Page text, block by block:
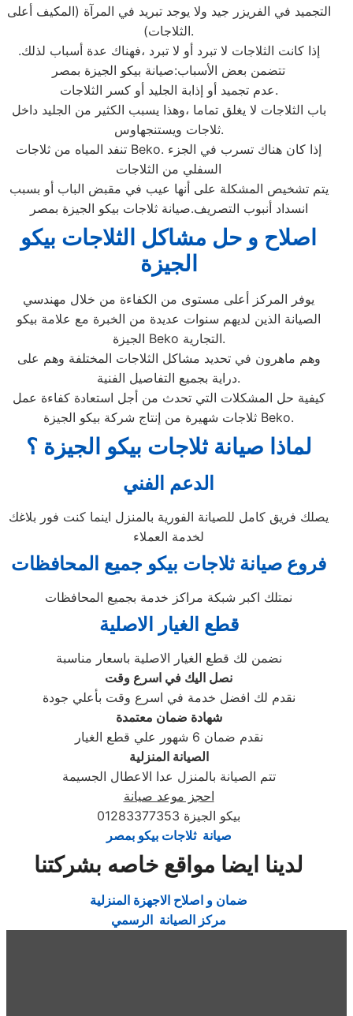
التجميد في الفريزر جيد ولا يوجد تبريد في المرآة (المكيف أعلى
الثلاجات).
إذا كانت الثلاجات لا تبرد أو لا تبرد ،فهناك عدة أسباب لذلك.
تتضمن بعض الأسباب:صيانة بيكو الجيزة بمصر
عدم تجميد أو إذابة الجليد أو كسر الثلاجات.
باب الثلاجات لا يغلق تماما ،وهذا يسبب الكثير من الجليد داخل
ثلاجات ويستنجهاوس.
تنفد المياه من ثلاجات Beko. إذا كان هناك تسرب في الجزء
السفلي من الثلاجات
يتم تشخيص المشكلة على أنها عيب في مقبض الباب أو بسبب
انسداد أنبوب التصريف.صيانة ثلاجات بيكو الجيزة بمصر
اصلاح و حل مشاكل الثلاجات بيكو
الجيزة
يوفر المركز أعلى مستوى من الكفاءة من خلال مهندسي
الصيانة الذين لديهم سنوات عديدة من الخبرة مع علامة بيكو
الجيزة Beko التجارية.
وهم ماهرون في تحديد مشاكل الثلاجات المختلفة وهم على
دراية بجميع التفاصيل الفنية.
كيفية حل المشكلات التي تحدث من أجل استعادة كفاءة عمل
ثلاجات شهيرة من إنتاج شركة بيكو الجيزة Beko.
لماذا صيانة ثلاجات بيكو الجيزة ؟
الدعم الفني
يصلك فريق كامل للصيانة الفورية بالمنزل اينما كنت فور بلاغك
لخدمة العملاء
فروع صيانة ثلاجات بيكو جميع المحافظات
نمتلك اكبر شبكة مراكز خدمة بجميع المحافظات
قطع الغيار الاصلية
نضمن لك قطع الغيار الاصلية باسعار مناسبة
نصل اليك في اسرع وقت
نقدم لك افضل خدمة في اسرع وقت بأعلي جودة
شهادة ضمان معتمدة
نقدم ضمان 6 شهور علي قطع الغيار
الصيانة المنزلية
تتم الصيانة بالمنزل عدا الاعطال الجسيمة
احجز موعد صيانة
بيكو الجيزة 01283377353
صيانة ثلاجات بيكو بمصر
لدينا ايضا مواقع خاصه بشركتنا
ضمان و اصلاح الاجهزة المنزلية
مركز الصيانة الرسمي